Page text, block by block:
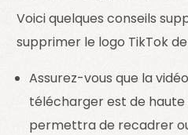
Voici quelques conseils
supprimer le logo TikTok
Assurez-vous que la
télécharger est de haute
permettra de recadrer